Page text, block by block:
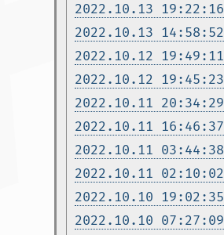
2022.10.13 19:22:16
2022.10.13 14:58:52
2022.10.12 19:49:11
2022.10.12 19:45:23
2022.10.11 20:34:29
2022.10.11 16:46:37
2022.10.11 03:44:38
2022.10.11 02:10:02
2022.10.10 19:02:35
2022.10.10 07:27:09